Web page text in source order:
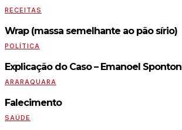
RECEITAS
Wrap (massa semelhante ao pão sírio)
POLÍTICA
Explicação do Caso – Emanoel Sponton
ARARAQUARA
Falecimento
SAÚDE